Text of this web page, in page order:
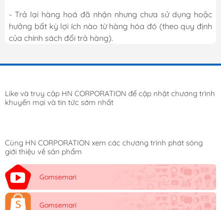
- Trả lại hàng hoá đã nhận nhưng chưa sử dụng hoặc
hưởng bất kỳ lợi ích nào từ hàng hóa đó (theo quy định
của chính sách đổi trả hàng).
Like và truy cập HN CORPORATION để cập nhật chương trình
khuyến mại và tin tức sớm nhất
Cùng HN CORPORATION xem các chương trình phát sóng
giới thiệu về sản phẩm
Gomsemari
Gomsemari